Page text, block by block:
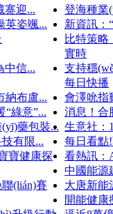
寨迎...
登海種業
英姿颯...
新資訊：
比特策略
實時
中信...
支持穩
每日快播
納布盧...
會澤吮指
“綠意”...
消息！
藥包裝... 生意社：
有限...
每日看點
寶健康探
看熱訊：
中國能源
聯(lián)賽
大唐新能
開能健康